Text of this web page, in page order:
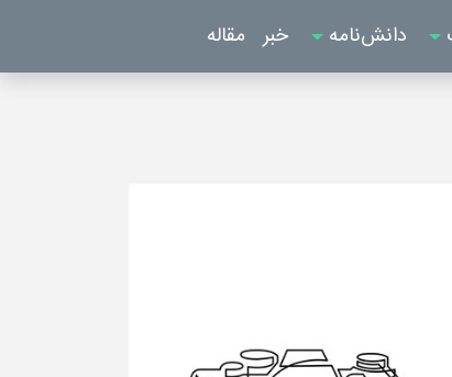
دانش‌نامه خبر مقاله